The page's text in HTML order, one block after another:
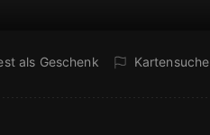
als Geschenk Kartensuche